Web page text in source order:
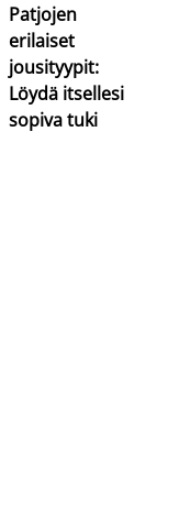
Patjojen
erilaiset
jousityypit:
Löydä itsellesi
sopiva tuki